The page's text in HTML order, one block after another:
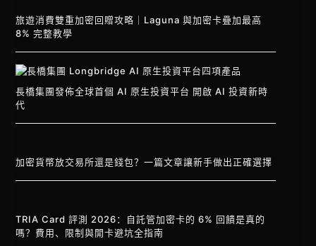
旅遊消費雙重加密回贈攻略｜Laguna 與加密卡疊加最高
8% 完整教學
長橋集團發佈全球首個 AI 原生投資平台 開啟 AI 投資新時
代
加密貨幣放交易所還是錢包？一篇文章讓新手做出正確選擇
TRIA Card 評測 2026：自託管加密卡的 6% 回饋是真的
嗎？費用、限制與開卡避坑全指南